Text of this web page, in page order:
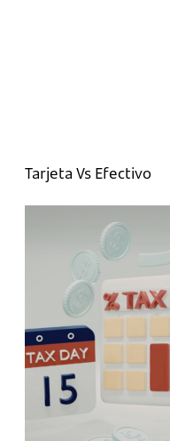
Tarjeta Vs Efectivo